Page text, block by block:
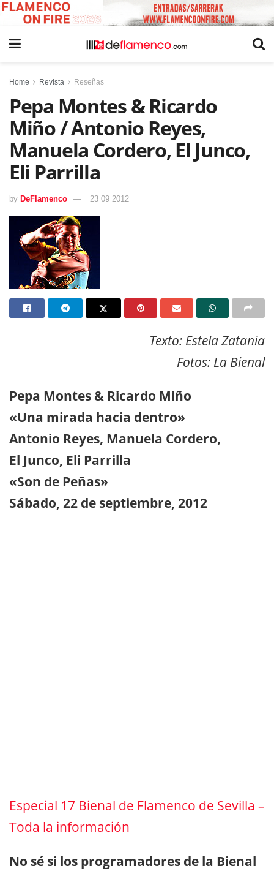
Home Revista Reseñas
Pepa Montes & Ricardo
Miño / Antonio Reyes,
Manuela Cordero, El Junco,
Eli Parrilla
by DeFlamenco 23 09 2012
Texto: Estela Zatania
Fotos: La Bienal
Pepa Montes & Ricardo Miño
«Una mirada hacia dentro»
Antonio Reyes, Manuela Cordero,
El Junco, Eli Parrilla
«Son de Peñas»
Sábado, 22 de septiembre, 2012
Especial 17 Bienal de Flamenco de Sevilla –
Toda la información
No sé si los programadores de la Bienal